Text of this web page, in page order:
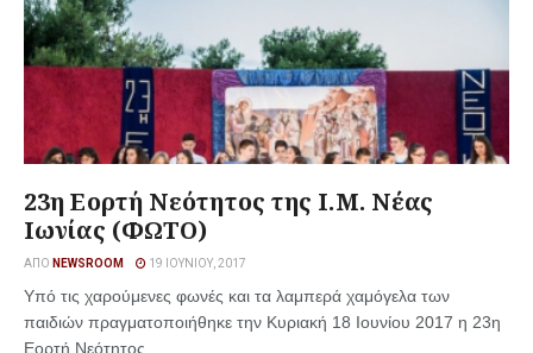
23η Εορτή Νεότητος της Ι.Μ. Νέας
Ιωνίας (ΦΩΤΟ)
ΑΠΌ NEWSROOM 19 ΙΟΥΝΊΟΥ, 2017
Υπό τις χαρούμενες φωνές και τα λαμπερά χαμόγελα των
παιδιών πραγματοποιήθηκε την Κυριακή 18 Ιουνίου 2017 η 23η
Εορτή Νεότητος ...